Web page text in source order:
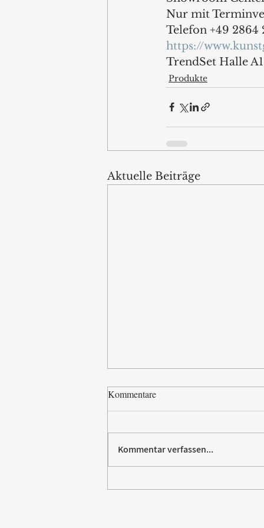
Nur mit
Telefon +49 2864
https://
TrendSet Halle
Produkte
Aktuelle Beiträge
Kommentare
Kommentar verfassen...